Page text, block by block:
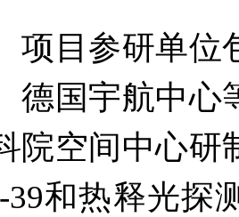
目参研单位包
德国宇航中心
院空间中心研
39和热释光探